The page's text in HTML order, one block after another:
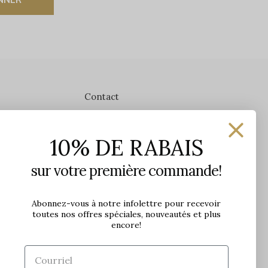
Contact
1650 avenue Jules-Verne, Local 103
G2G 2R1, Québec, Canada
Lundi: 9h - 17h
Mardi: 9h - 17h
Mercredi: 9h - 18h
Jeudi: 9h - 21h
10% DE RABAIS
sur votre première commande!
Abonnez-vous à notre infolettre pour recevoir
toutes nos offres spéciales, nouveautés et plus
encore!